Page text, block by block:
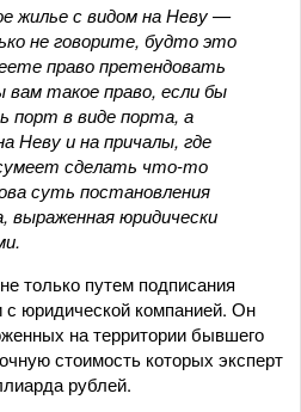
жилье с видом на Неву —
не говорите, будто это
право претендовать
вам такое право, если бы
порт в виде порта, а
Неву и на причалы, где
сделать что-то
суть постановления
выраженная юридически
только путем подписания
с юридической компанией. Он
на территории бывшего
стоимость которых эксперт
рублей.